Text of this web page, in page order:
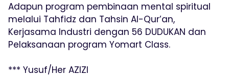
Adapun program pembinaan mental spiritual
melalui Tahfidz dan Tahsin Al-Qur’an,
Kerjasama Industri dengan 56 DUDUKAN dan
Pelaksanaan program Yomart Class.
*** Yusuf/Her AZIZI